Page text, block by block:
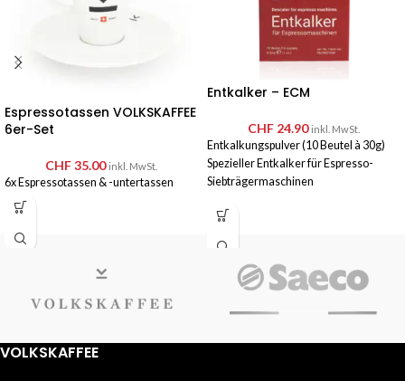
Espressotassen VOLKSKAFFEE
6er-Set
CHF35.00 inkl. MwSt.
6x Espressotassen & -untertassen
Entkalker – ECM
CHF 24.90 inkl. MwSt.
Entkalkungspulver (10 Beutel à 30g)
Spezieller Entkalker für Espresso-
Siebträgermaschinen
VOLKSKAFFEE